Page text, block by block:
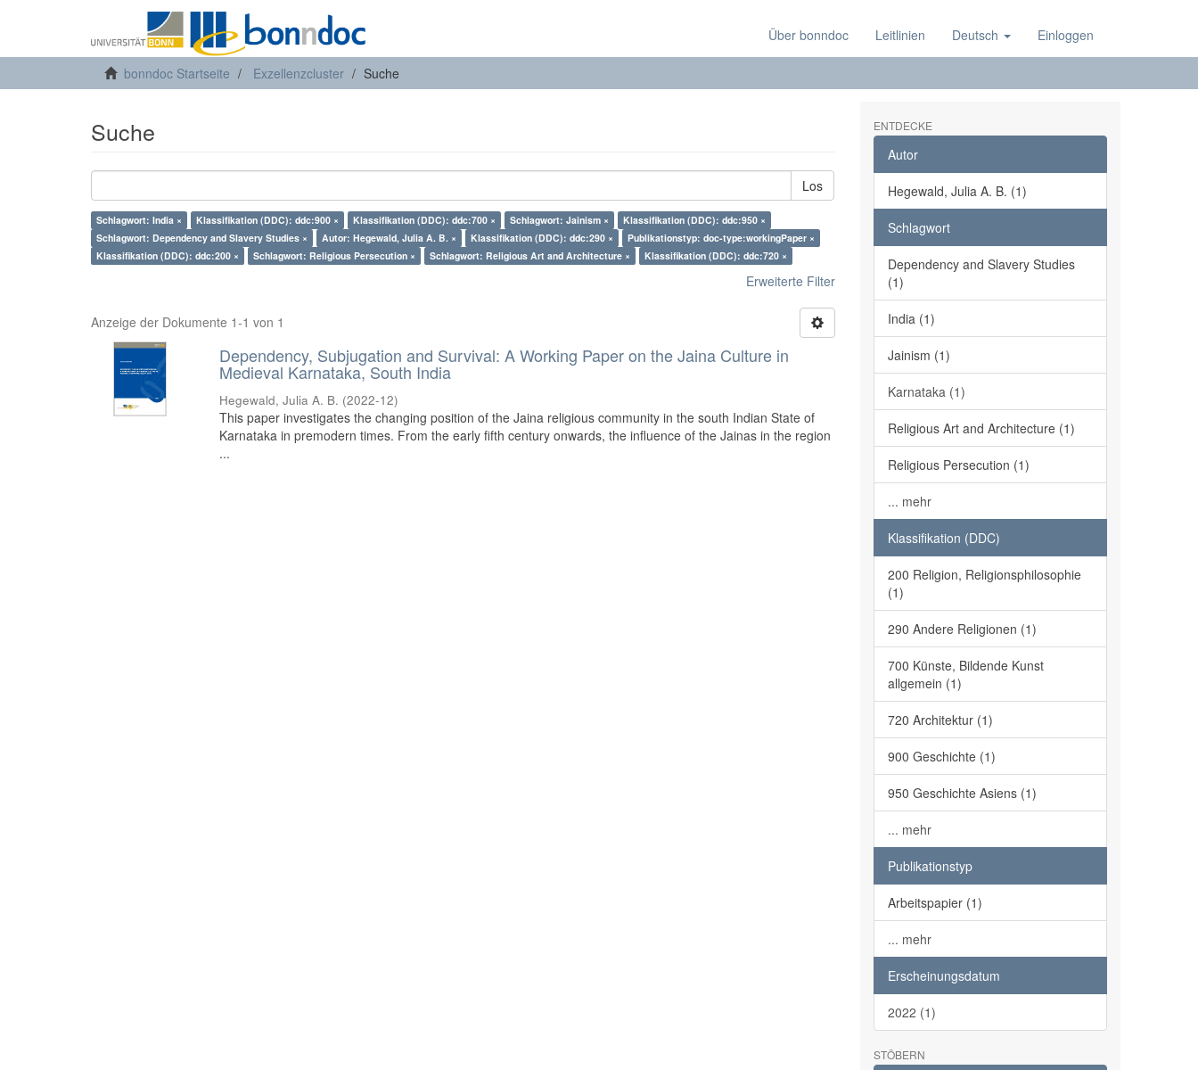
Über bonndoc Leitlinien Deutsch Einloggen
bonndoc Startseite Exzellenzcluster Suche
Suche
Los
Schlagwort: India × Klassifikation (DDC): ddc:900 × Klassifikation (DDC): ddc:700 × Schlagwort: Jainism ×
Klassifikation (DDC): ddc:950 ×
Schlagwort: Dependency and Slavery Studies ×
Autor: Hegewald, Julia A. B. × Klassifikation (DDC): ddc:290 ×
Publikationstyp: doc-type:workingPaper ×
Klassifikation (DDC): ddc:200 ×
Schlagwort: Religious Persecution × Schlagwort: Religious Art and Architecture × Klassifikation (DDC): ddc:720 ×
Erweiterte Filter
Anzeige der Dokumente 1-1 von 1
Dependency, Subjugation and Survival: A Working Paper on the Jaina Culture in
Medieval Karnataka, South India
Hegewald, Julia A. B. (2022-12)
This paper investigates the changing position of the Jaina religious community in the south Indian State of
Karnataka in premodern times. From the early fifth century onwards, the influence of the Jainas in the region
...
ENTDECKE
Autor
Hegewald, Julia A. B. (1)
Schlagwort
Dependency and Slavery Studies
(1)
India (1)
Jainism (1)
Karnataka (1)
Religious Art and Architecture (1)
Religious Persecution (1)
... mehr
Klassifikation (DDC)
200 Religion, Religionsphilosophie
(1)
290 Andere Religionen (1)
700 Künste, Bildende Kunst
allgemein (1)
720 Architektur (1)
900 Geschichte (1)
950 Geschichte Asiens (1)
... mehr
Publikationstyp
Arbeitspapier (1)
... mehr
Erscheinungsdatum
2022 (1)
STÖBERN